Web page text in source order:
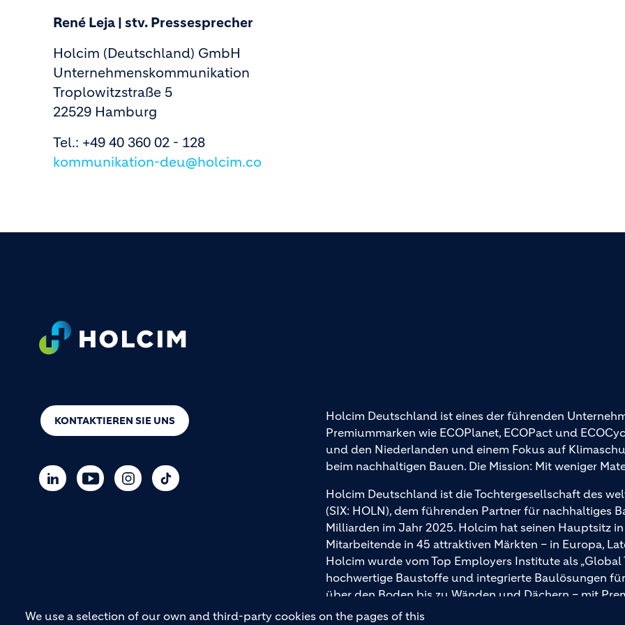
René Leja | stv. Pressesprecher
Holcim (Deutschland) GmbH
Unternehmenskommunikation
Troplowitzstraße 5
22529 Hamburg
Tel.: +49 40 360 02 - 128
kommunikation-deu@holcim.co
We use a selection of our own and third-party cookies on the pages of this
KONTAKTIEREN SIE UNS
Holcim Deutschland ist eines der führenden
Premiummarken wie ECOPlanet, ECOPact und
und den Niederlanden und einem Fokus auf
beim nachhaltigen Bauen. Die Mission: Mit weniger
Holcim Deutschland ist die Tochtergesellschaft des
(SIX: HOLN), dem führenden Partner für nachhaltiges
Milliarden im Jahr 2025. Holcim hat seinen Hauptsitz
Mitarbeitende in 45 attraktiven Märkten – in Europa,
Holcim wurde vom Top Employers Institute als
hochwertige Baustoffe und integrierte Baulösungen
über den Boden bis zu Wänden und Dächern – mit
und Ytong.